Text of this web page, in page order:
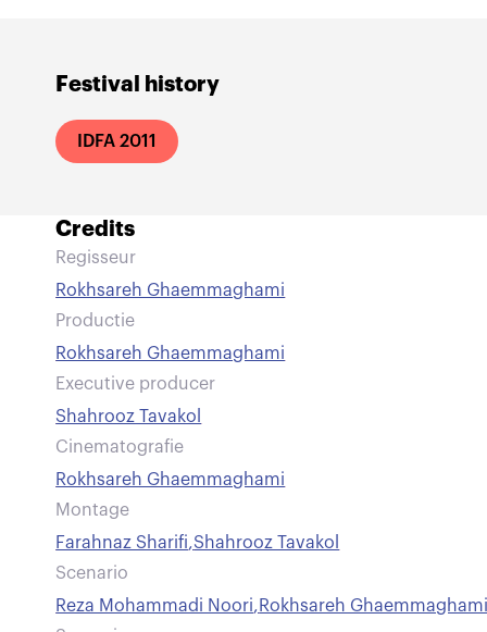
Festival history
IDFA 2011
Credits
Regisseur
Rokhsareh Ghaemmaghami
Productie
Rokhsareh Ghaemmaghami
Executive producer
Shahrooz Tavakol
Cinematografie
Rokhsareh Ghaemmaghami
Montage
Farahnaz Sharifi,Shahrooz Tavakol
Scenario
Reza Mohammadi Noori,Rokhsareh